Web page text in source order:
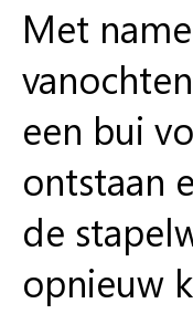
Met
een bui
ontstaan
de
opnieuw